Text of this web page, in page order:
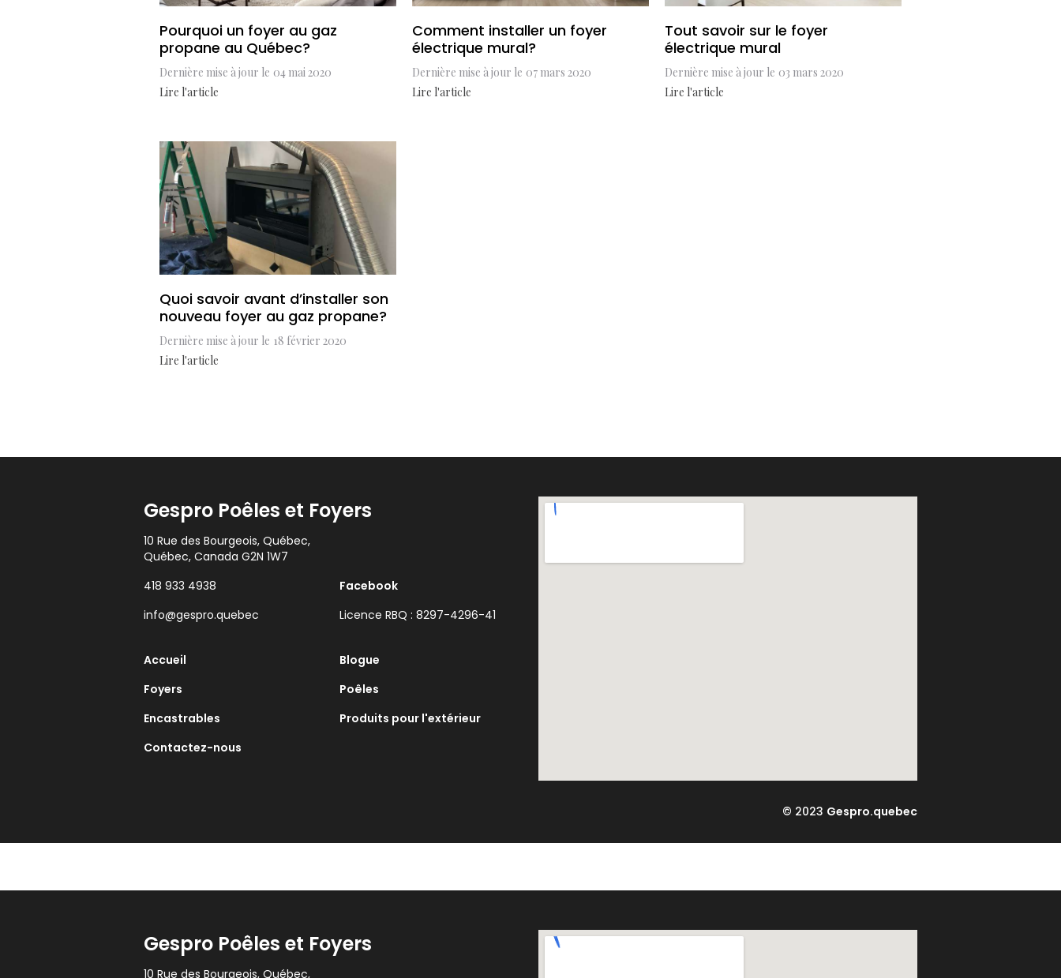
Pourquoi un foyer au gaz
propane au Québec?
Dernière mise à jour le 04 mai 2020
Lire l'article
Comment installer un foyer
électrique mural?
Dernière mise à jour le 07 mars 2020
Lire l'article
Tout savoir sur le foyer
électrique mural
Dernière mise à jour le 03 mars 2020
Lire l'article
Quoi savoir avant d’installer son
nouveau foyer au gaz propane?
Dernière mise à jour le 18 février 2020
Lire l'article
Gespro Poêles et Foyers
10 Rue des Bourgeois, Québec,
Québec, Canada G2N 1W7
418 933 4938
info@gespro.quebec
Licence RBQ : 8297-4296-41
Facebook
Accueil
Contactez-nous
Foyers
Produits pour l'extérieur
Encastrables
Blogue
Poêles
© 2023 Gespro.quebec
Gespro Poêles et Foyers
10 Rue des Bourgeois, Québec,